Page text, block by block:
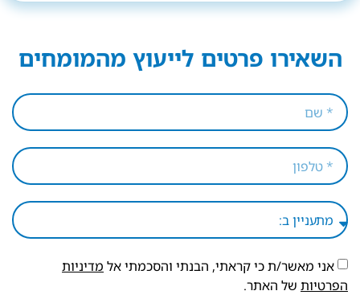
השאירו פרטים לייעוץ מהמומחים
אני מאשר/ת כי קראתי, הבנתי והסכמתי אל מדיניות
הפרטיות של האתר.